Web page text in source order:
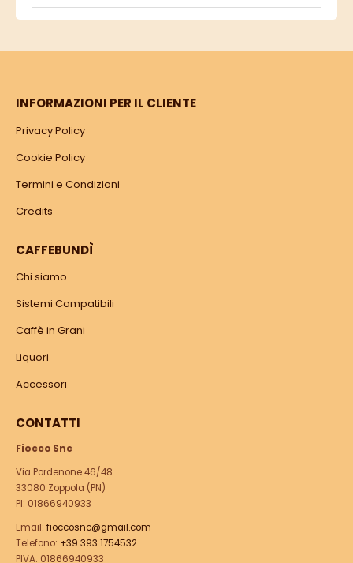
INFORMAZIONI PER IL CLIENTE
Privacy Policy
Cookie Policy
Termini e Condizioni
Credits
CAFFEBUNDÌ
Chi siamo
Sistemi Compatibili
Caffè in Grani
Liquori
Accessori
CONTATTI
Fiocco Snc
Via Pordenone 46/48
33080 Zoppola (PN)
PI: 01866940933
Email: fioccosnc@gmail.com
Telefono: +39 393 1754532
PIVA: 01866940933